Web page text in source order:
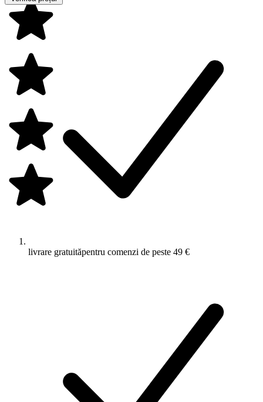
livrare gratuităpentru comenzi de peste 49 €